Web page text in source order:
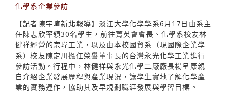
化學系企業參訪
【記者陳宇暄新北報導】淡江大學化學學系6月17日由系主
任陳志欣率領30名學生，前往菁英會會長、化學系校友林
健祥經營的宗瑋工業，以及由本校國貿系（現國際企業學
系）校友陳定川擔任榮譽董事長的台灣永光化學工業進行
參訪活動。行程中，林健祥與永光化學二廠廠長楊呈康親
自介紹企業發展歷程與產業現況，讓學生實地了解化學產
業的實務運作，協助其及早規劃職涯發展與學習目標。